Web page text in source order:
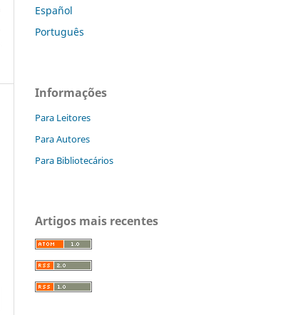
Español
Português
Informações
Para Leitores
Para Autores
Para Bibliotecários
Artigos mais recentes